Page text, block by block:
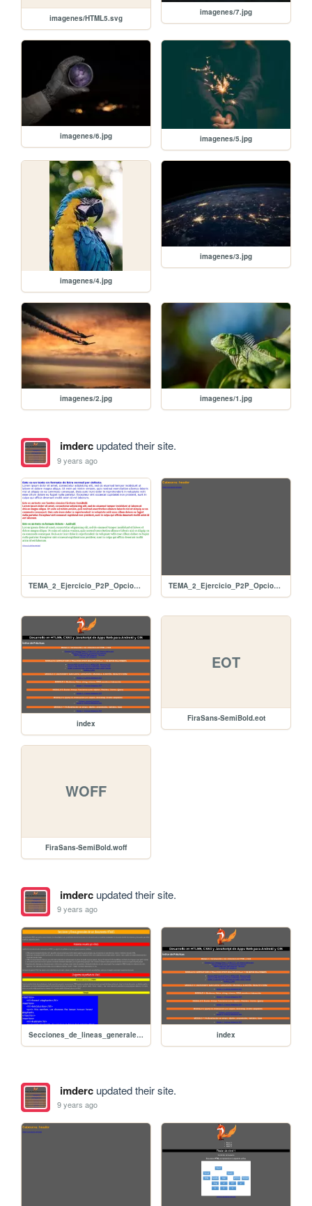
imagenes/HTML5.svg
imagenes/7.jpg
imagenes/6.jpg imagenes/5.jpg
imagenes/4.jpg
imagenes/3.jpg
imagenes/2.jpg imagenes/1.jpg
imdercupdated their site.
9 years ago
TEMA_2_Ejercicio_P2P_Opcional_02_Fuentes TEMA_2_Ejercicio_P2P_Opcional_01_herencia
index
EOT
FiraSans-SemiBold.eot
WOFF
FiraSans-SemiBold.woff
imdercupdated their site.
9 years ago
Secciones_de_lineas_generales_de_un_documento_HTML5 index
imdercupdated their site.
9 years ago